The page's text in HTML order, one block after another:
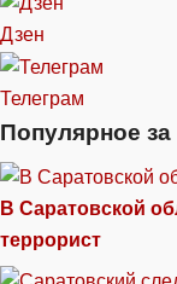
Дзен
Телеграм
Популярное
В Саратовской
террорист